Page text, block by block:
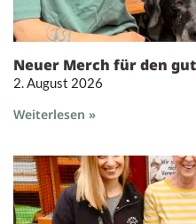
Neuer Merch für den
2. August 2026
Weiterlesen »